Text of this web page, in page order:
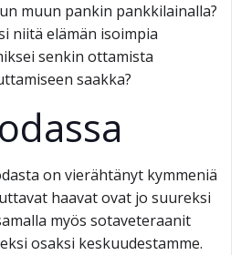
muun pankin pankkilainalla?
niitä elämän isoimpia
senkin ottamista
saakka?
on vierähtänyt kymmeniä
haavat ovat jo suureksi
myös sotaveteraanit
osaksi keskuudestamme.